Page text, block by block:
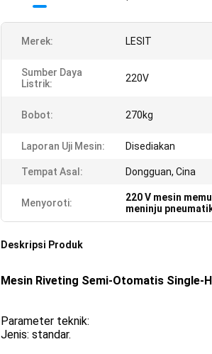
Merek: LESIT
Sumber Daya
Listrik:
220V
Bobot: 270kg
Laporan Uji Mesin: Disediakan
Tempat Asal: Dongguan, Cina
Menyoroti: 220 V mesin
meninju
Deskripsi Produk
Mesin Riveting Semi-Otomatis Single-
Parameter teknik:
Jenis: standar.